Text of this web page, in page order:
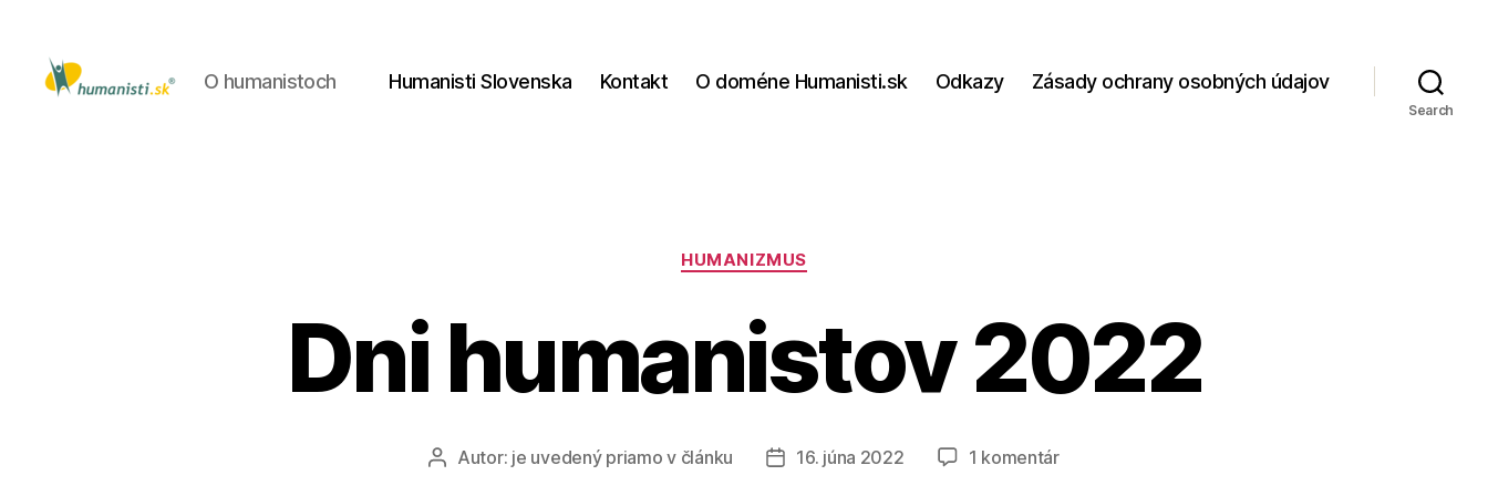
O humanistoch Humanisti Slovenska Kontakt O doméne Humanisti.sk Odkazy Zásady ochrany osobných údajov
Search
Kategórie
HUMANIZMUS
Dni humanistov 2022
AutorAutor: je uvedený priamo v článku
Dátum
16. júna 2022 1 komentárna